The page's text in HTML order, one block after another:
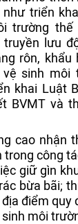
triển
trường thế
lưu
rôn, khẩu
sinh môi
khai Luật
BVMT và
cao nhận
trong công
giữ gìn
bừa bãi;
điểm quy
môi